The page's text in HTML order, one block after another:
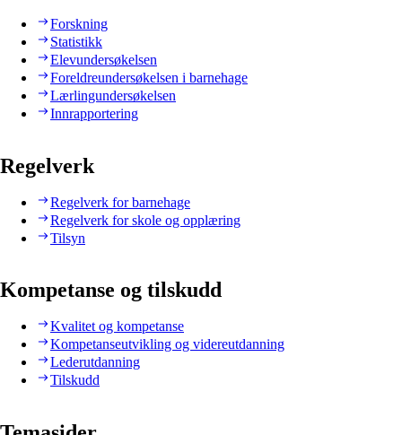
Forskning
Statistikk
Elevundersøkelsen
Foreldreundersøkelsen i barnehage
Lærlingundersøkelsen
Innrapportering
Regelverk
Regelverk for barnehage
Regelverk for skole og opplæring
Tilsyn
Kompetanse og tilskudd
Kvalitet og kompetanse
Kompetanseutvikling og videreutdanning
Lederutdanning
Tilskudd